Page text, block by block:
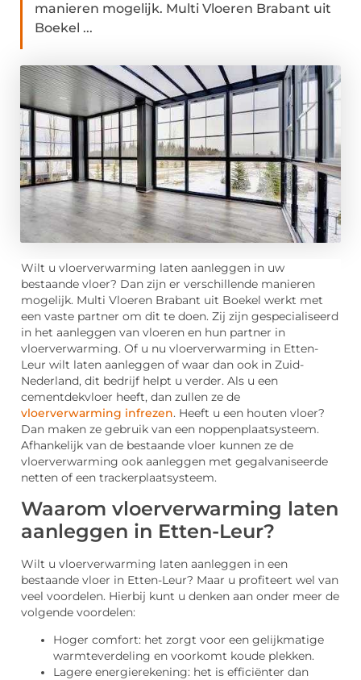
manieren mogelijk. Multi Vloeren Brabant uit
Boekel ...
Wilt u vloerverwarming laten aanleggen in uw
bestaande vloer? Dan zijn er verschillende manieren
mogelijk. Multi Vloeren Brabant uit Boekel werkt met
een vaste partner om dit te doen. Zij zijn gespecialiseerd
in het aanleggen van vloeren en hun partner in
vloerverwarming. Of u nu vloerverwarming in Etten-
Leur wilt laten aanleggen of waar dan ook in Zuid-
Nederland, dit bedrijf helpt u verder. Als u een
cementdekvloer heeft, dan zullen ze de
vloerverwarming infrezen. Heeft u een houten vloer?
Dan maken ze gebruik van een noppenplaatsysteem.
Afhankelijk van de bestaande vloer kunnen ze de
vloerverwarming ook aanleggen met gegalvaniseerde
netten of een trackerplaatsysteem.
Waarom vloerverwarming laten
aanleggen in Etten-Leur?
Wilt u vloerverwarming laten aanleggen in een
bestaande vloer in Etten-Leur? Maar u profiteert wel van
veel voordelen. Hierbij kunt u denken aan onder meer de
volgende voordelen:
Hoger comfort: het zorgt voor een gelijkmatige
warmteverdeling en voorkomt koude plekken.
Lagere energierekening: het is efficiënter dan